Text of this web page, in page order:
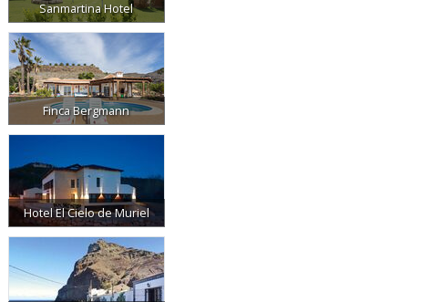
Sanmartina Hotel
Finca Bergmann
Hotel El Cielo de Muriel